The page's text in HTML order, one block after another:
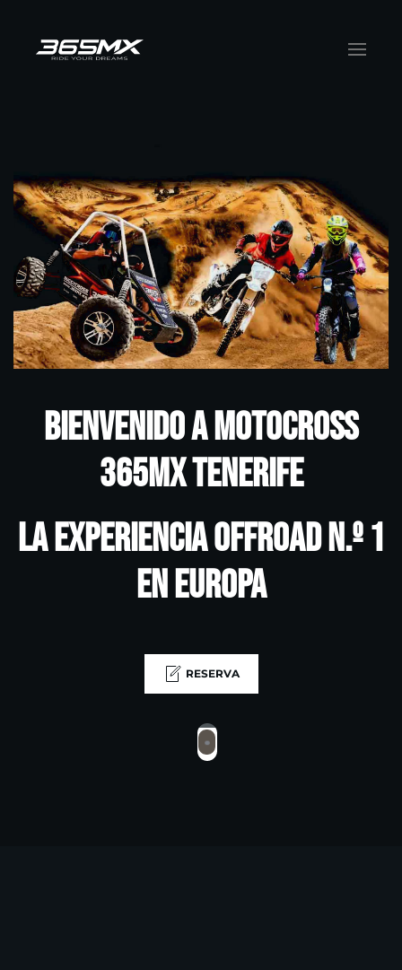
Skip to main content
Bienvenido a Motocross
365MX Tenerife
La experiencia offroad n.º 1
en Europa
RESERVA